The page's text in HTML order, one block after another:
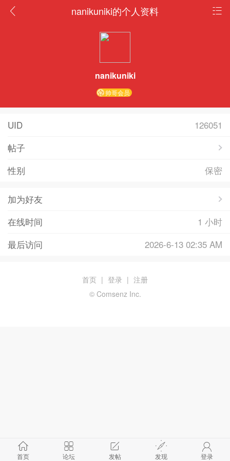
nanikuniki的个人资料
nanikuniki
帅哥会员
UID
126051
帖子
性别
保密
加为好友
在线时间
1 小时
最后访问
2026-6-13 02:35 AM
首页 论坛 发帖 发现 登录
首页 | 登录 | 注册
© Comsenz Inc.